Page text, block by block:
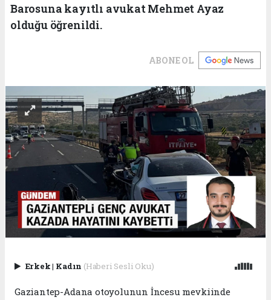
Barosuna kayıtlı avukat Mehmet Ayaz
olduğu öğrenildi.
ABONE OL
Erkek| Kadın (Haberi Sesli Oku)
Gaziantep-Adana otoyolunun İncesu mevkiinde